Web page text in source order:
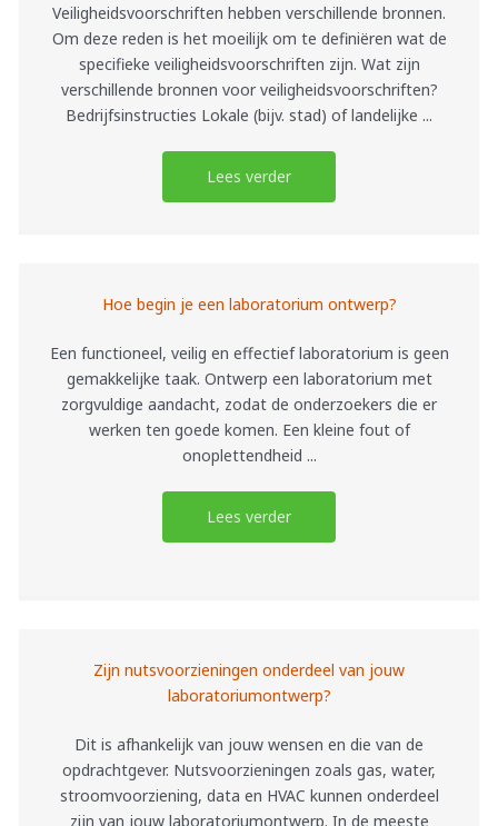
Veiligheidsvoorschriften hebben verschillende bronnen.
Om deze reden is het moeilijk om te definiëren wat de
specifieke veiligheidsvoorschriften zijn. Wat zijn
verschillende bronnen voor veiligheidsvoorschriften?
Bedrijfsinstructies Lokale (bijv. stad) of landelijke ...
Lees verder
Hoe begin je een laboratorium ontwerp?
Een functioneel, veilig en effectief laboratorium is geen
gemakkelijke taak. Ontwerp een laboratorium met
zorgvuldige aandacht, zodat de onderzoekers die er
werken ten goede komen. Een kleine fout of
onoplettendheid ...
Lees verder
Zijn nutsvoorzieningen onderdeel van jouw
laboratoriumontwerp?
Dit is afhankelijk van jouw wensen en die van de
opdrachtgever. Nutsvoorzieningen zoals gas, water,
stroomvoorziening, data en HVAC kunnen onderdeel
zijn van jouw laboratoriumontwerp. In de meeste